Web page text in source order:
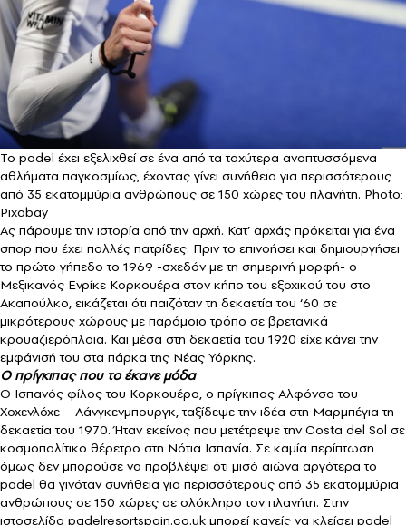
Το padel έχει εξελιχθεί σε ένα από τα ταχύτερα αναπτυσσόμενα
αθλήματα παγκοσμίως, έχοντας γίνει συνήθεια για περισσότερους
από 35 εκατομμύρια ανθρώπους σε 150 χώρες του πλανήτη. Photo:
Pixabay
Ας πάρουμε την ιστορία από την αρχή. Κατ’ αρχάς πρόκειται για ένα
σπορ που έχει πολλές πατρίδες. Πριν το επινοήσει και δημιουργήσει
το πρώτο γήπεδο το 1969 -σχεδόν με τη σημερινή μορφή- ο
Μεξικανός Ενρίκε Κορκουέρα στον κήπο του εξοχικού του στο
Ακαπούλκο, εικάζεται ότι παιζόταν τη δεκαετία του ‘60 σε
μικρότερους χώρους με παρόμοιο τρόπο σε βρετανικά
κρουαζιερόπλοια. Και μέσα στη δεκαετία του 1920 είχε κάνει την
εμφάνισή του στα πάρκα της Νέας Υόρκης.
Ο πρίγκιπας που το έκανε μόδα
Ο Ισπανός φίλος του Κορκουέρα, ο πρίγκιπας Αλφόνσο του
Χοχενλόχε – Λάνγκενμπουργκ, ταξίδεψε την ιδέα στη Μαρμπέγια τη
δεκαετία του 1970. Ήταν εκείνος που μετέτρεψε την Costa del Sol σε
κοσμοπολίτικο θέρετρο στη Νότια Ισπανία. Σε καμία περίπτωση
όμως δεν μπορούσε να προβλέψει ότι μισό αιώνα αργότερα το
padel θα γινόταν συνήθεια για περισσότερους από 35 εκατομμύρια
ανθρώπους σε 150 χώρες σε ολόκληρο τον πλανήτη. Στην
ιστοσελίδα padelresortspain.co.uk μπορεί κανείς να κλείσει padel